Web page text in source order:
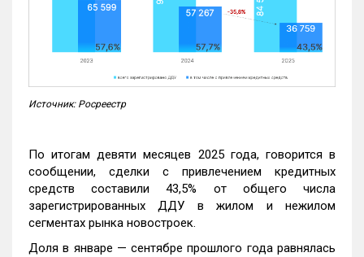
Источник: Росреестр
По итогам девяти месяцев 2025 года, говорится в
сообщении, сделки с привлечением кредитных
средств составили 43,5% от общего числа
зарегистрированных ДДУ в жилом и нежилом
сегментах рынка новостроек.
Доля в январе — сентябре прошлого года равнялась